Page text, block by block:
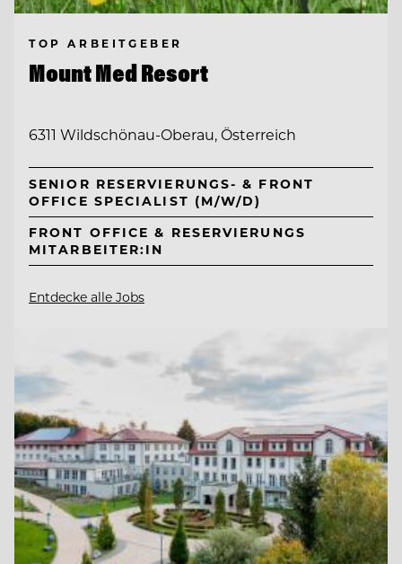
TOP ARBEITGEBER
Mount Med Resort
6311 Wildschönau-Oberau, Österreich
SENIOR RESERVIERUNGS- & FRONT
OFFICE SPECIALIST (M/W/D)
FRONT OFFICE & RESERVIERUNGS
MITARBEITER:IN
Entdecke alle Jobs